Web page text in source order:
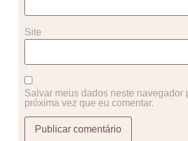
Site
Salvar meus dados neste navegador
próxima vez que eu comentar.